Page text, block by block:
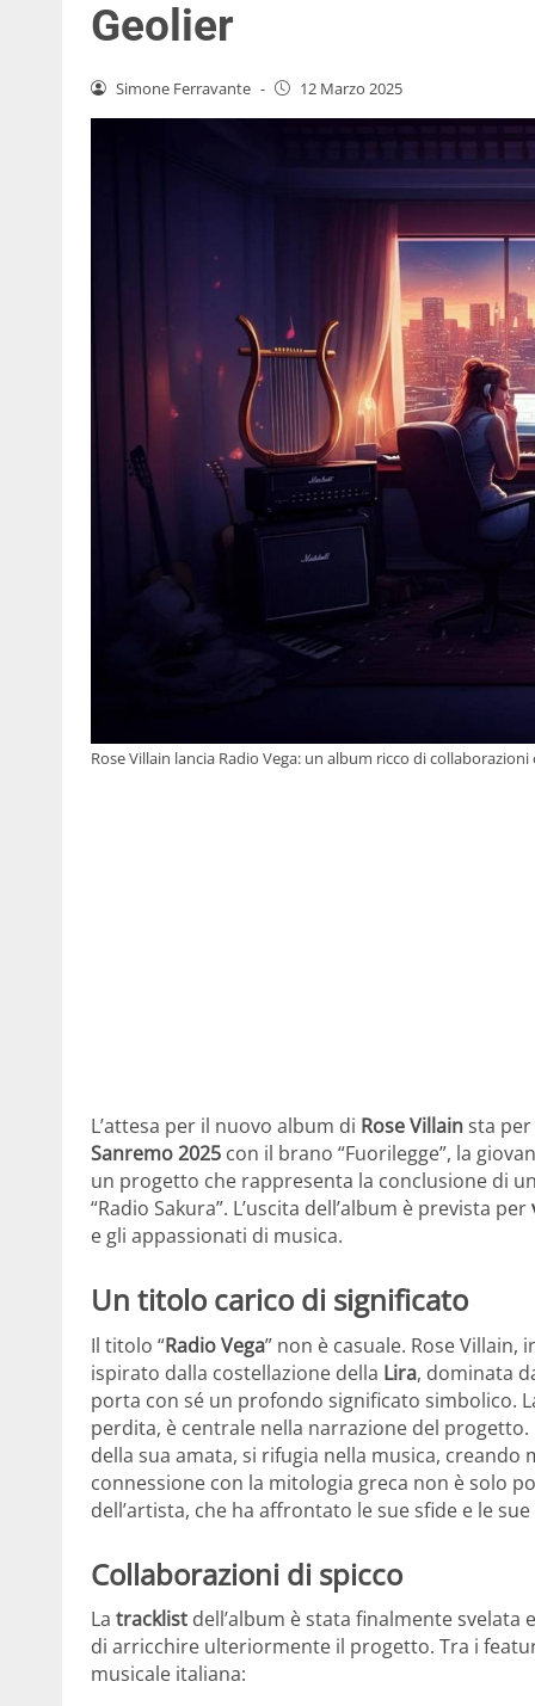
Geolier
Simone Ferravante - 12 Marzo 2025
Rose Villain lancia Radio Vega: un album ricco di collaborazioni
L’attesa per il nuovo album di Rose Villainsta
Sanremo 2025 con il brano “Fuorilegge”, la
un progetto che rappresenta la conclusione di
“Radio Sakura”. L’uscita dell’album è prevista per
e gli appassionati di musica.
Un titolo carico di significato
Il titolo “Radio Vega” non è casuale. Rose Villain,
ispirato dalla costellazione della Lira, dominata
porta con sé un profondo significato simbolico.
perdita, è centrale nella narrazione del
della sua amata, si rifugia nella musica,
connessione con la mitologia greca non è solo
dell’artista, che ha affrontato le sue sfide e le
Collaborazioni di spicco
La tracklist dell’album è stata finalmente
di arricchire ulteriormente il progetto. Tra i
musicale italiana: